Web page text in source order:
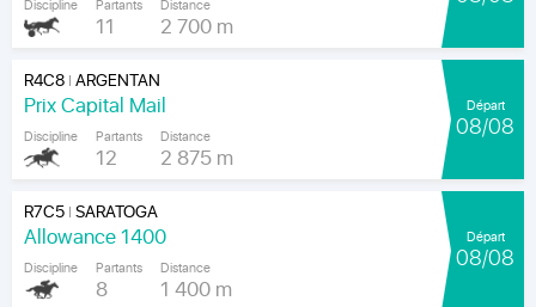
Discipline Partants
11
Distance
2 700 m
R4C8|ARGENTAN
Prix Capital Mail
Discipline Partants
12
Distance
2 875 m
Départ
08/08
R7C5|SARATOGA
Allowance 1400
Discipline Partants
8
Distance
1 400 m
Départ
08/08